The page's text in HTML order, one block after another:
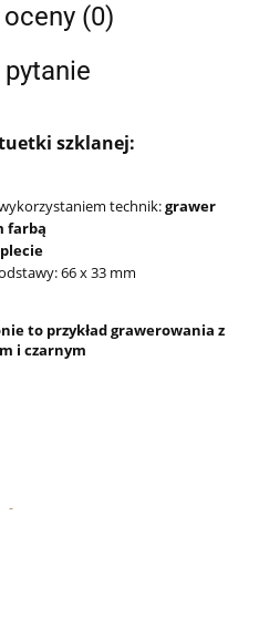
(0)
szklanej:
technik:grawer
farbą
66 x 33 mm
to przykład grawerowania z
i czarnym